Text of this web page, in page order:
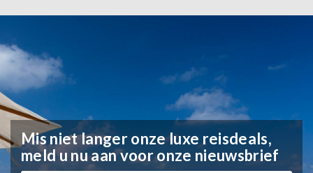
Mis niet langer onze luxe reisdeals,
meld u nu aan voor onze nieuwsbrief